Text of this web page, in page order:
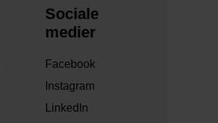
Sociale
medier
Facebook
Instagram
LinkedIn